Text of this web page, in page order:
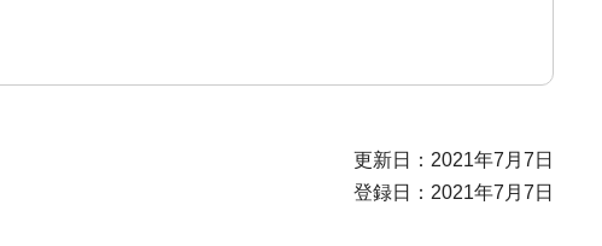
更新日：2021年7月7日
登録日：2021年7月7日